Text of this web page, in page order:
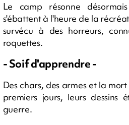
Le camp résonne
s'ébattent à l'heure de la
survécu à des horreurs,
roquettes.
- Soif d'apprendre -
Des chars, des armes et la
premiers jours, leurs dessins
guerre.